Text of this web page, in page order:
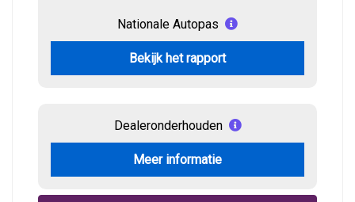
Nationale Autopas
Bekijk het rapport
Dealeronderhouden
Meer informatie